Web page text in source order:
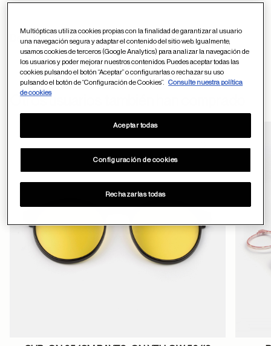
Devoluciones
formulario
ayuda
Otros usuarios también han comprado
Guardar en
Multiópticas utiliza cookies propias con la finalidad de garantizar al usuario
una navegación segura y adaptar el contenido del sitio web. Igualmente,
usamos cookies de terceros (Google Analytics) para analizar la navegación de
los usuarios y poder mejorar nuestros contenidos. Puedes aceptar todas las
cookies pulsando el botón “Aceptar” o configurarlas o rechazar su uso
pulsando el botón de “Configuración de Cookies”.
Consulte nuestra política
de cookies
Configuración de cookies
Rechazarlas todas
Aceptar todas